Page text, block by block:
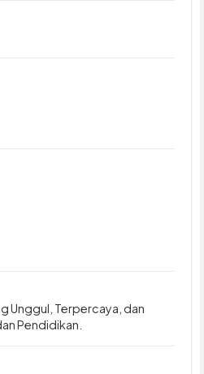
Unggul, Terpercaya, dan
Pendidikan.